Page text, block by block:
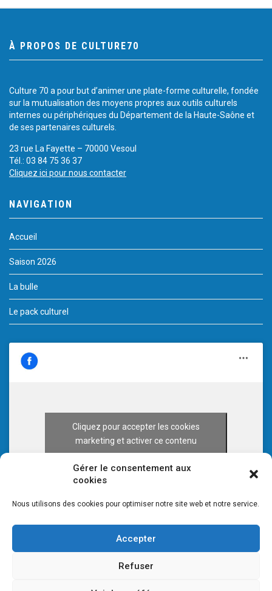
Gérer le consentement aux
cookies
Nous utilisons des cookies pour optimiser notre site web et notre service.
Accepter
Refuser
À PROPOS DE CULTURE70
Culture 70 a pour but d’animer une plate-forme culturelle, fondée
sur la mutualisation des moyens propres aux outils culturels
internes ou périphériques du Département de la Haute-Saône et
de ses partenaires culturels.
23 rue La Fayette – 70000 Vesoul
Tél.: 03 84 75 36 37
Cliquez ici pour nous contacter
NAVIGATION
Accueil
Saison 2026
La bulle
Le pack culturel
Cliquez pour accepter les cookies
marketing et activer ce contenu